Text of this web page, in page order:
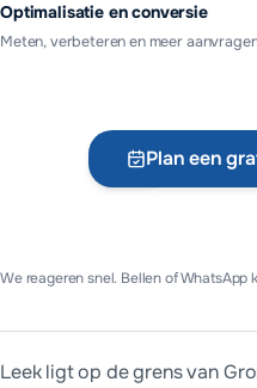
Optimalisatie en conversie
Meten, verbeteren en meer
Plan een
We reageren snel. Bellen of WhatsApp
Leek ligt op de grens van